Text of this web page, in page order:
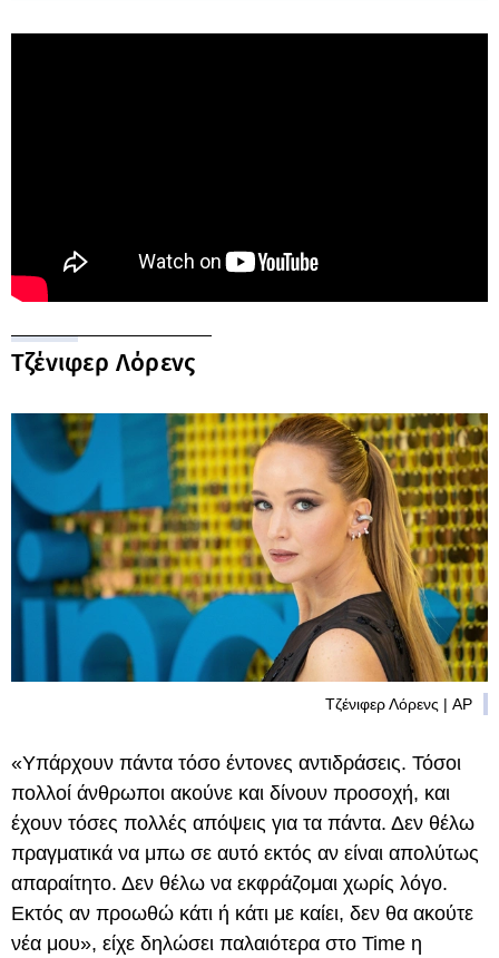
Τζένιφερ Λόρενς
Τζένιφερ Λόρενς | AP
«Υπάρχουν πάντα τόσο έντονες αντιδράσεις. Τόσοι
πολλοί άνθρωποι ακούνε και δίνουν προσοχή, και
έχουν τόσες πολλές απόψεις για τα πάντα. Δεν θέλω
πραγματικά να μπω σε αυτό εκτός αν είναι απολύτως
απαραίτητο. Δεν θέλω να εκφράζομαι χωρίς λόγο.
Εκτός αν προωθώ κάτι ή κάτι με καίει, δεν θα ακούτε
νέα μου», είχε δηλώσει παλαιότερα στο Time η